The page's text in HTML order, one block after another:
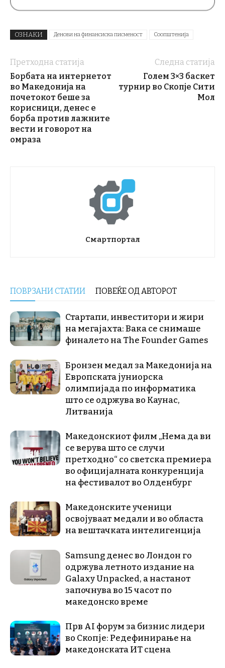
ОЗНАКИ Денови на финансиска писменост Соопштенија
Претходна статија
Борбата на интернетот
во Македонија на
почетокот беше за
корисници, денес е
борба против лажните
вести и говорот на
омраза
Следна статија
Голем 3×3 баскет
турнир во Скопје Сити
Мол
Смартпортал
ПОВРЗАНИ СТАТИИ ПОВЕЌЕ ОД АВТОРОТ
Стартапи, инвеститори и жири
на мегајахта: Вака се снимаше
финалето на The Founder Games
Бронзен медал за Македонија на
Европската јуниорска
олимпијада по информатика
што се одржува во Каунас,
Литванија
Македонскиот филм „Нема да ви
се верува што се случи
претходно“ со светска премиера
во официјалната конкуренција
на фестивалот во Олденбург
Македонските ученици
освојуваат медали и во областа
на вештачката интелигенција
Samsung денес во Лондон го
одржува летното издание на
Galaxy Unpacked, a настанот
започнува во 15 часот по
македонско време
Прв AI форум за бизнис лидери
во Скопје: Редефинирање на
македонската ИТ сцена